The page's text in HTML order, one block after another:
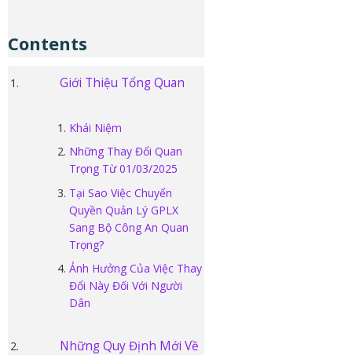
Contents
Giới Thiệu Tổng Quan
Khái Niệm
Những Thay Đổi Quan
Trọng Từ 01/03/2025
Tại Sao Việc Chuyển
Quyền Quản Lý GPLX
Sang Bộ Công An Quan
Trọng?
Ảnh Hưởng Của Việc Thay
Đổi Này Đối Với Người
Dân
Những Quy Định Mới Về